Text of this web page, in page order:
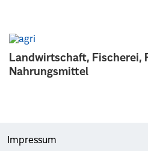
Landwirtschaft, Fischerei,
Nahrungsmittel
Impressum